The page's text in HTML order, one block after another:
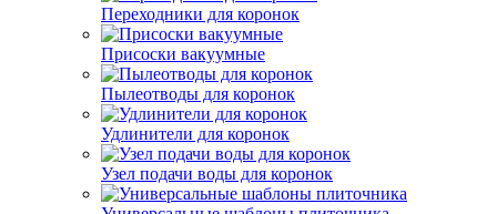
Переходники для коронок
Присоски вакуумные
Пылеотводы для коронок
Удлинители для коронок
Узел подачи воды для коронок